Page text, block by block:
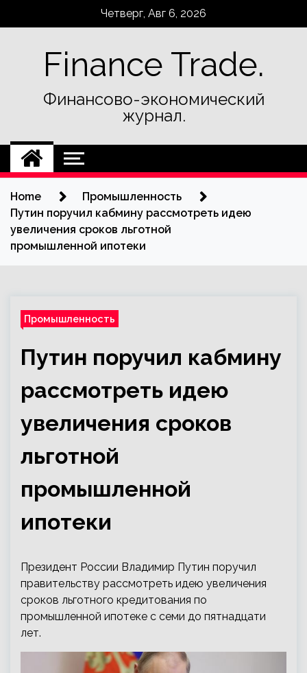
Четверг, Авг 6, 2026
Finance Trade.
Финансово-экономический
журнал.
Home
Промышленность
Путин поручил кабмину рассмотреть идею
увеличения сроков льготной
промышленной ипотеки
Промышленность
Путин поручил кабмину
рассмотреть идею
увеличения сроков
льготной
промышленной
ипотеки
Президент России Владимир Путин поручил
правительству рассмотреть идею увеличения
сроков льготного кредитования по
промышленной ипотеке с семи до пятнадцати
лет.